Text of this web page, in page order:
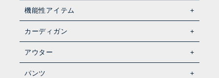
機能性アイテム
カーディガン
アウター
パンツ